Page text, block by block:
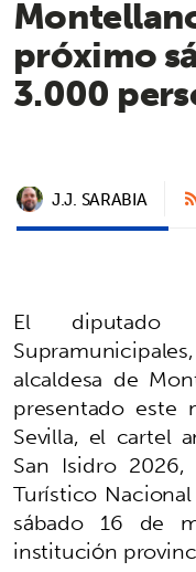
próximo
3.000
J.J. SARABIA
El diputado
alcaldesa de
presentado este
Sevilla, el cartel
San Isidro
Turístico
sábado 16 de
institución